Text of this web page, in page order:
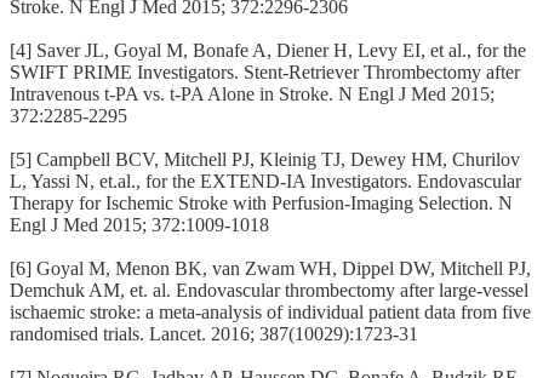
Stroke. N Engl J Med 2015; 372:2296-2306
[4] Saver JL, Goyal M, Bonafe A, Diener H, Levy EI, et al., for the
SWIFT PRIME Investigators. Stent-Retriever Thrombectomy after
Intravenous t-PA vs. t-PA Alone in Stroke. N Engl J Med 2015;
372:2285-2295
[5] Campbell BCV, Mitchell PJ, Kleinig TJ, Dewey HM, Churilov
L, Yassi N, et.al., for the EXTEND-IA Investigators. Endovascular
Therapy for Ischemic Stroke with Perfusion-Imaging Selection. N
Engl J Med 2015; 372:1009-1018
[6] Goyal M, Menon BK, van Zwam WH, Dippel DW, Mitchell PJ,
Demchuk AM, et. al. Endovascular thrombectomy after large-vessel
ischaemic stroke: a meta-analysis of individual patient data from five
randomised trials. Lancet. 2016; 387(10029):1723-31